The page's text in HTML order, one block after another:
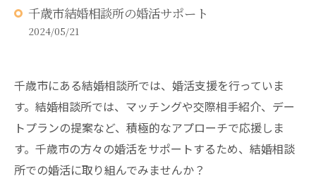
千歳市結婚相談所の婚活サポート
2024/05/21
千歳市にある結婚相談所では、婚活支援を行っていま
す。結婚相談所では、マッチングや交際相手紹介、デー
トプランの提案など、積極的なアプローチで応援しま
す。千歳市の方々の婚活をサポートするため、結婚相談
所での婚活に取り組んでみませんか？